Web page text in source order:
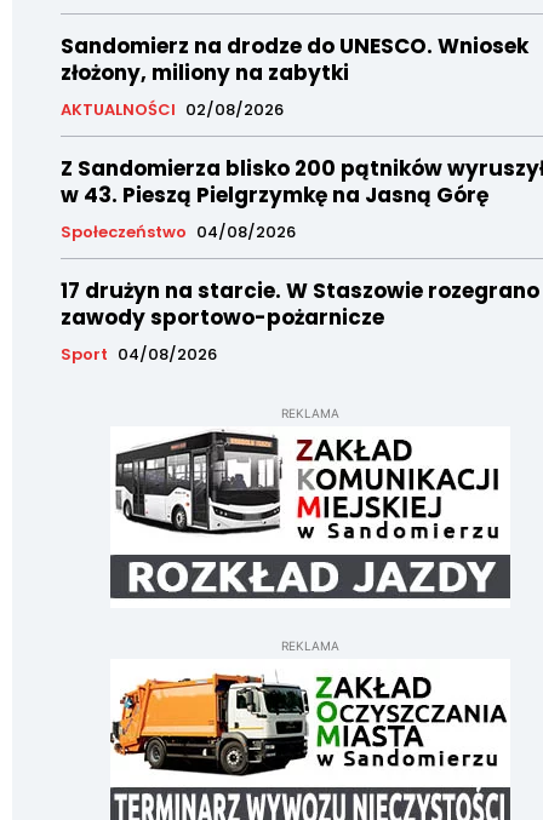
Sandomierz na drodze do UNESCO. Wniosek
złożony, miliony na zabytki
AKTUALNOŚCI 02/08/2026
Z Sandomierza blisko 200 pątników
w 43. Pieszą Pielgrzymkę na Jasną Górę
Społeczeństwo 04/08/2026
17 drużyn na starcie. W Staszowie rozegrano
zawody sportowo-pożarnicze
Sport 04/08/2026
REKLAMA
REKLAMA